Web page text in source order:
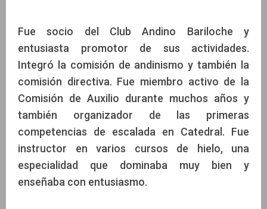
Fue socio del Club Andino Bariloche y
entusiasta promotor de sus actividades.
Integró la comisión de andinismo y también la
comisión directiva. Fue miembro activo de la
Comisión de Auxilio durante muchos años y
también organizador de las primeras
competencias de escalada en Catedral. Fue
instructor en varios cursos de hielo, una
especialidad que dominaba muy bien y
enseñaba con entusiasmo.